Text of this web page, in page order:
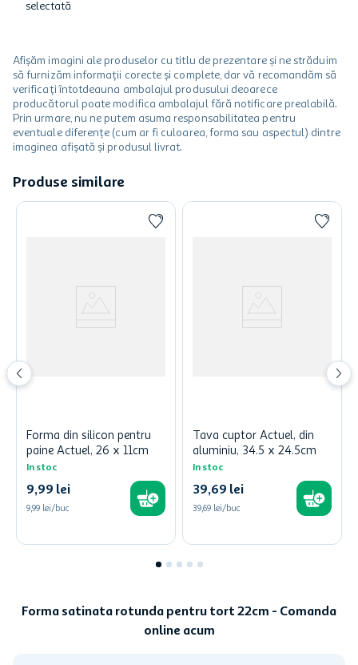
selectată
Afișăm imagini ale produselor cu titlu de prezentare și ne străduim
să furnizăm informații corecte și complete, dar vă recomandăm să
verificați întotdeauna ambalajul produsului deoarece
producătorul poate modifica ambalajul fără notificare prealabilă.
Prin urmare, nu ne putem asuma responsabilitatea pentru
eventuale diferențe (cum ar fi culoarea, forma sau aspectul) dintre
imaginea afișată și produsul livrat.
Produse similare
Forma din silicon pentru
paine Actuel, 26 x 11cm
In stoc
9,99 lei
9,99 lei/buc
Tava cuptor Actuel, din
aluminiu, 34.5 x 24.5cm
In stoc
39,69 lei
39,69 lei/buc
Forma satinata rotunda pentru tort 22cm - Comanda
online acum